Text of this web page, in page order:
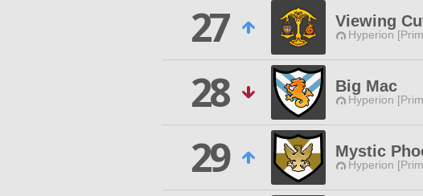
27
Viewing
Hyperion
28
Big Mac
Hyperion
29
Mystic
Hyperion